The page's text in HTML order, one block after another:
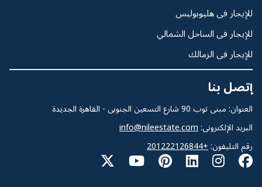
للإيجار فى هليوبوليس
للإيجار فى الساحل الشمالي
للإيجار فى الزمالك
إتصل بنا
العنوان: مبنى توب 90 شارع التسعين الجنوبى - القاهرة الجديدة
البريد الإلكترونى: info@nileestate.com
رقم التليفون: +201222126844